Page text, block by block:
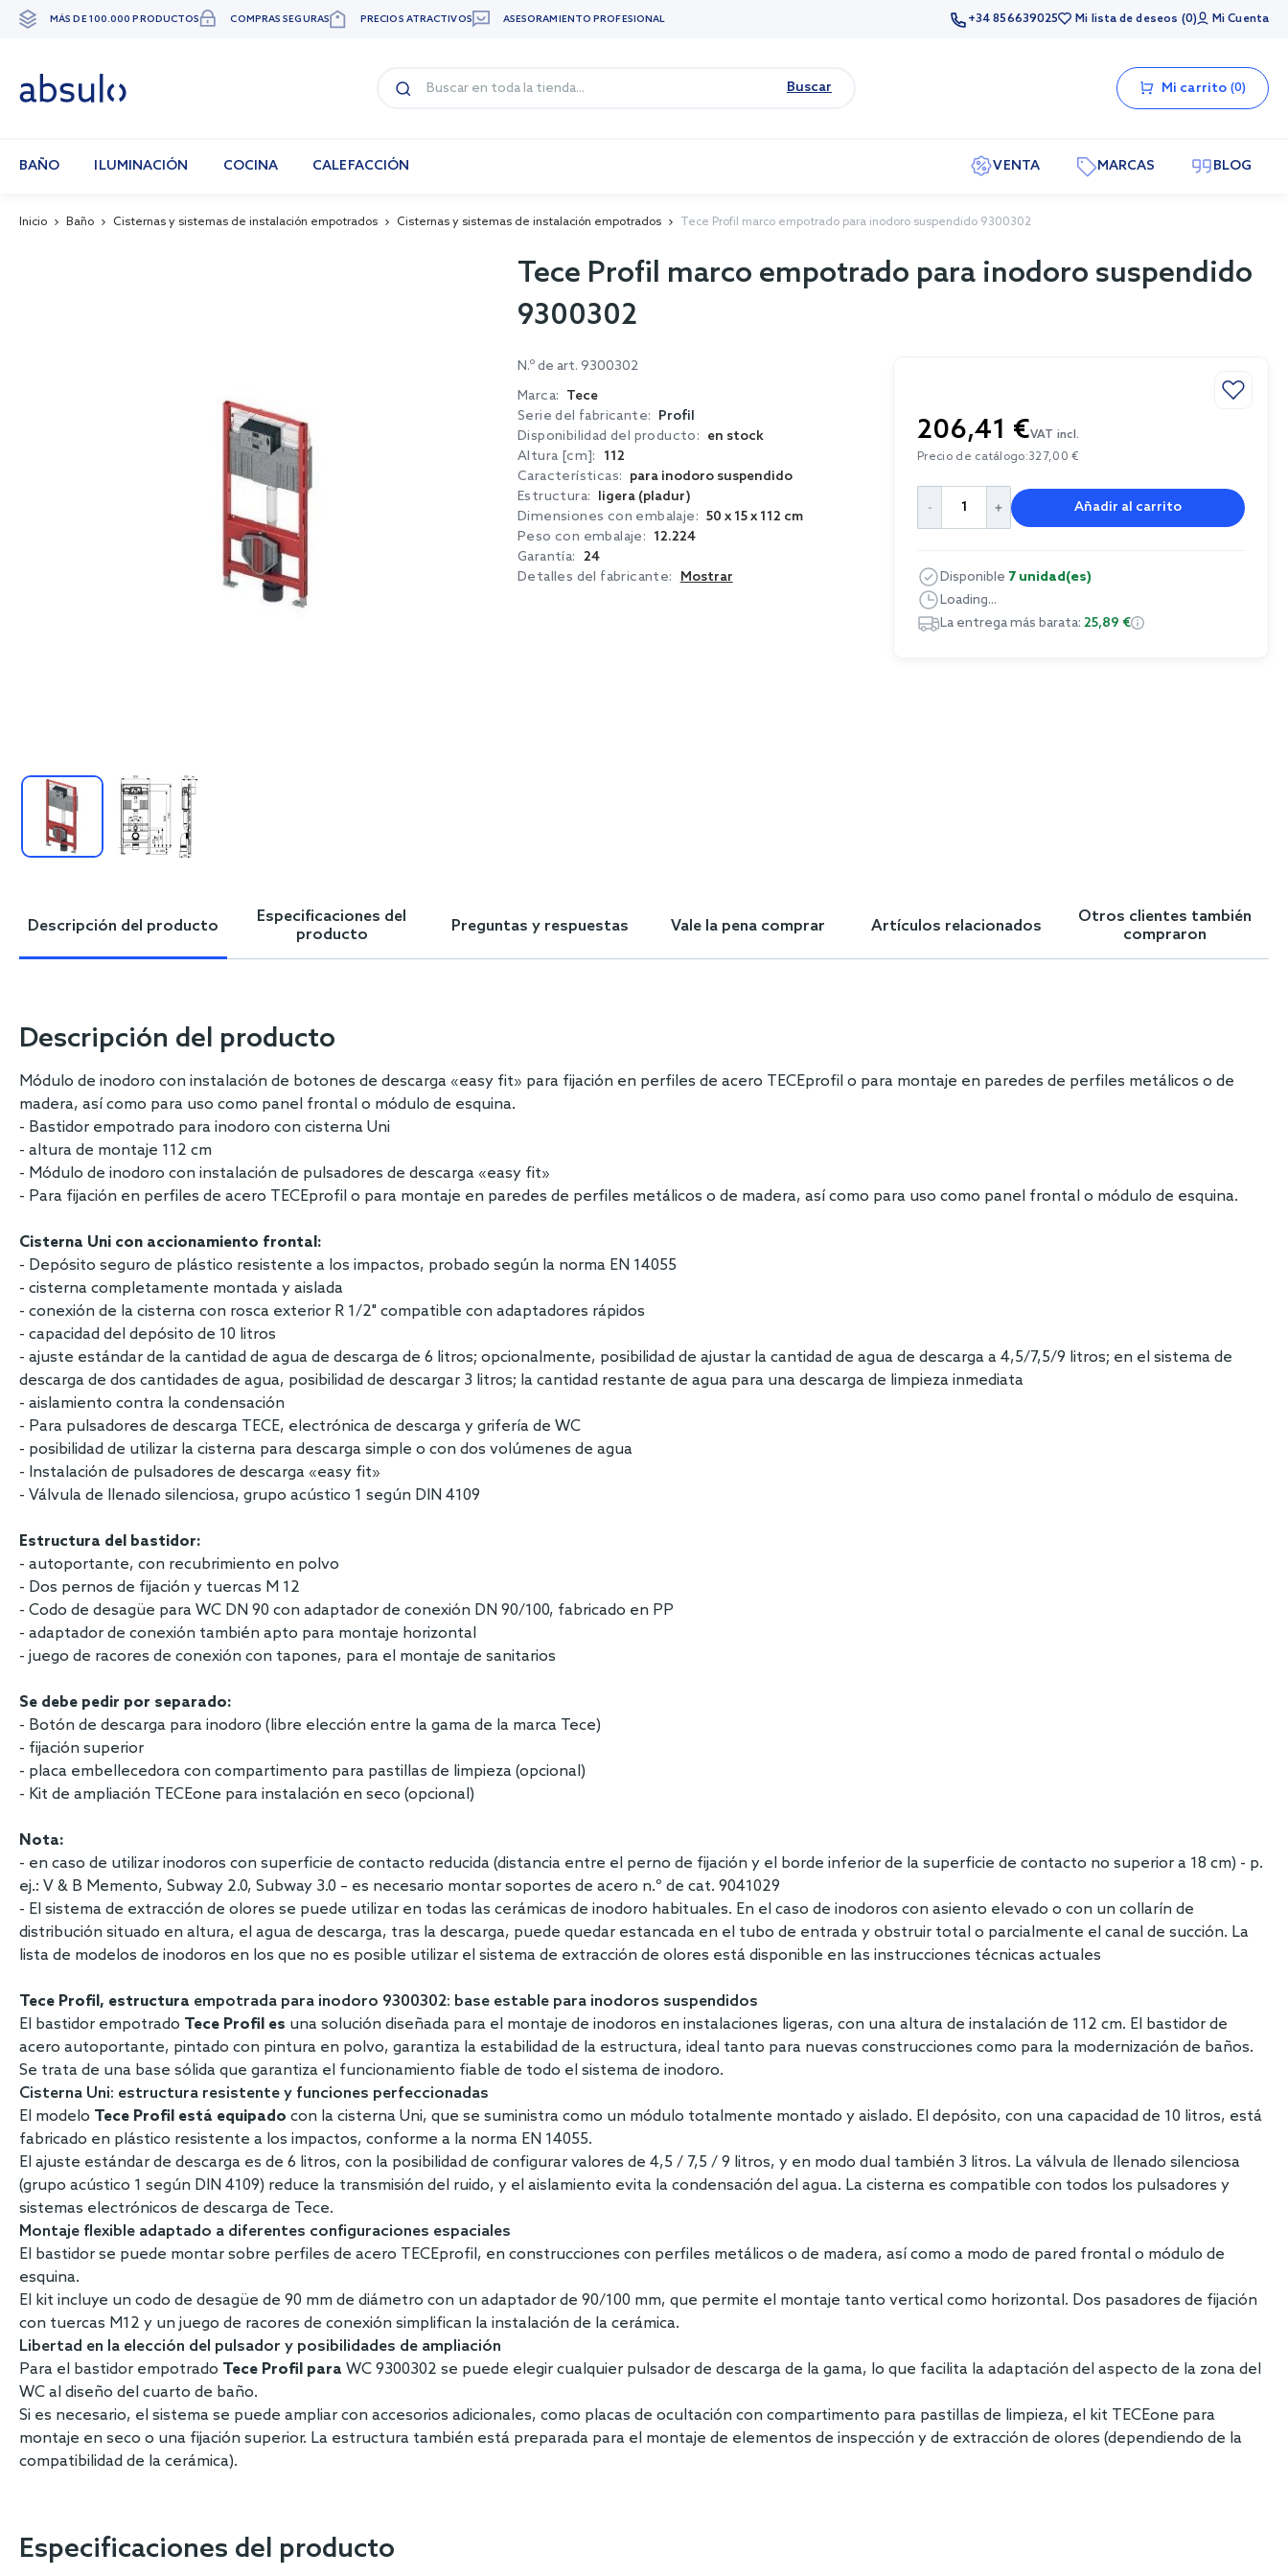
Ir
MÁS DE 100.000 PRODUCTOS COMPRAS SEGURAS PRECIOS ATRACTIVOS ASESORAMIENTO PROFESIONAL +34 856639025 Mi lista de deseos 0 Mi Cuenta
Buscar Mi carrito 0
BAÑO ILUMINACIÓN COCINA CALEFACCIÓN VENTA MARCAS BLOG
Inicio Baño Cisternas y sistemas de instalación empotrados Cisternas y sistemas de instalación empotrados Tece Profil marco empotrado para inodoro suspendido 9300302
beginning
Tece Profil marco empotrado para inodoro suspendido
9300302
N.º de art. 9300302
Marca: Tece
Serie del fabricante: Profil
Disponibilidad del producto: en stock
Altura [cm]:
112
Características: para inodoro suspendido
Estructura: ligera (pladur)
Dimensiones con embalaje: 50 x 15 x 112 cm
Peso con embalaje: 12.224
Garantía: 24
Detalles del fabricante:
Mostrar
206,41 €VAT incl.
Precio de catálogo:327,00 €
Añadir al carrito
Disponible 7 unidad(es)
Loading...
La entrega más barata: 25,89 €
Descripción del producto
Especificaciones del
producto
Preguntas y respuestas Vale la pena comprar Artículos relacionados
Otros clientes también
compraron
Descripción del producto
Módulo de inodoro con instalación de botones de descarga «easy fit» para fijación en perfiles de acero TECEprofil o para montaje en paredes de perfiles metálicos o de
madera, así como para uso como panel frontal o módulo de esquina.
- Bastidor empotrado para inodoro con cisterna Uni
- altura de montaje 112 cm
- Módulo de inodoro con instalación de pulsadores de descarga «easy fit»
- Para fijación en perfiles de acero TECEprofil o para montaje en paredes de perfiles metálicos o de madera, así como para uso como panel frontal o módulo de esquina.
Cisterna Uni con accionamiento frontal:
- Depósito seguro de plástico resistente a los impactos, probado según la norma EN 14055
- cisterna completamente montada y aislada
- conexión de la cisterna con rosca exterior R 1/2" compatible con adaptadores rápidos
- capacidad del depósito de 10 litros
- ajuste estándar de la cantidad de agua de descarga de 6 litros; opcionalmente, posibilidad de ajustar la cantidad de agua de descarga a 4,5/7,5/9 litros; en el sistema de
descarga de dos cantidades de agua, posibilidad de descargar 3 litros; la cantidad restante de agua para una descarga de limpieza inmediata
- aislamiento contra la condensación
- Para pulsadores de descarga TECE, electrónica de descarga y grifería de WC
- posibilidad de utilizar la cisterna para descarga simple o con dos volúmenes de agua
- Instalación de pulsadores de descarga «easy fit»
- Válvula de llenado silenciosa, grupo acústico 1 según DIN 4109
Estructura del bastidor:
- autoportante, con recubrimiento en polvo
- Dos pernos de fijación y tuercas M 12
- Codo de desagüe para WC DN 90 con adaptador de conexión DN 90/100, fabricado en PP
- adaptador de conexión también apto para montaje horizontal
- juego de racores de conexión con tapones, para el montaje de sanitarios
Se debe pedir por separado:
- Botón de descarga para inodoro (libre elección entre la gama de la marca Tece)
- fijación superior
- placa embellecedora con compartimento para pastillas de limpieza (opcional)
- Kit de ampliación TECEone para instalación en seco (opcional)
Nota:
- en caso de utilizar inodoros con superficie de contacto reducida (distancia entre el perno de fijación y el borde inferior de la superficie de contacto no superior a 18 cm) - p.
ej.: V & B Memento, Subway 2.0, Subway 3.0 – es necesario montar soportes de acero n.º de cat. 9041029
- El sistema de extracción de olores se puede utilizar en todas las cerámicas de inodoro habituales. En el caso de inodoros con asiento elevado o con un collarín de
distribución situado en altura, el agua de descarga, tras la descarga, puede quedar estancada en el tubo de entrada y obstruir total o parcialmente el canal de succión. La
lista de modelos de inodoros en los que no es posible utilizar el sistema de extracción de olores está disponible en las instrucciones técnicas actuales
Tece Profil, estructura empotrada para inodoro 9300302: base estable para inodoros suspendidos
El bastidor empotrado Tece Profil es una solución diseñada para el montaje de inodoros en instalaciones ligeras, con una altura de instalación de 112 cm. El bastidor de
acero autoportante, pintado con pintura en polvo, garantiza la estabilidad de la estructura, ideal tanto para nuevas construcciones como para la modernización de baños.
Se trata de una base sólida que garantiza el funcionamiento fiable de todo el sistema de inodoro.
Cisterna Uni: estructura resistente y funciones perfeccionadas
El modelo Tece Profil está equipado con la cisterna Uni, que se suministra como un módulo totalmente montado y aislado. El depósito, con una capacidad de 10 litros, está
fabricado en plástico resistente a los impactos, conforme a la norma EN 14055.
El ajuste estándar de descarga es de 6 litros, con la posibilidad de configurar valores de 4,5 / 7,5 / 9 litros, y en modo dual también 3 litros. La válvula de llenado silenciosa
(grupo acústico 1 según DIN 4109) reduce la transmisión del ruido, y el aislamiento evita la condensación del agua. La cisterna es compatible con todos los pulsadores y
sistemas electrónicos de descarga de Tece.
Montaje flexible adaptado a diferentes configuraciones espaciales
El bastidor se puede montar sobre perfiles de acero TECEprofil, en construcciones con perfiles metálicos o de madera, así como a modo de pared frontal o módulo de
esquina.
El kit incluye un codo de desagüe de 90 mm de diámetro con un adaptador de 90/100 mm, que permite el montaje tanto vertical como horizontal. Dos pasadores de fijación
con tuercas M12 y un juego de racores de conexión simplifican la instalación de la cerámica.
Libertad en la elección del pulsador y posibilidades de ampliación
Para el bastidor empotrado Tece Profil para WC 9300302 se puede elegir cualquier pulsador de descarga de la gama, lo que facilita la adaptación del aspecto de la zona del
WC al diseño del cuarto de baño.
Si es necesario, el sistema se puede ampliar con accesorios adicionales, como placas de ocultación con compartimento para pastillas de limpieza, el kit TECEone para
montaje en seco o una fijación superior. La estructura también está preparada para el montaje de elementos de inspección y de extracción de olores (dependiendo de la
compatibilidad de la cerámica).
Especificaciones del producto